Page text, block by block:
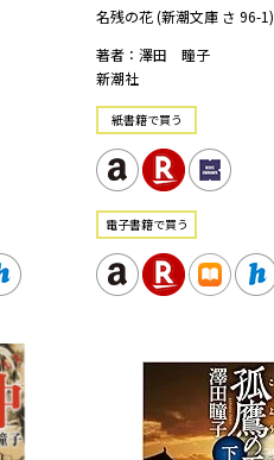
名残の花 (新潮文庫 さ 96-1)
著者：澤田 瞳子
新潮社
紙書籍で買う
電⼦書籍で買う